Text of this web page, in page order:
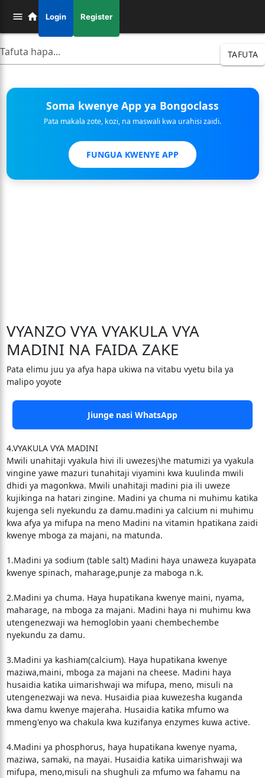
Login Register
TAFUTA
Soma kwenye App ya Bongoclass
Pata makala zote, kozi, na maswali kwa urahisi zaidi.
FUNGUA KWENYE APP
VYANZO VYA VYAKULA VYA
MADINI NA FAIDA ZAKE
Pata elimu juu ya afya hapa ukiwa na vitabu vyetu bila ya
malipo yoyote
Jiunge nasi WhatsApp
4.VYAKULA VYA MADINI
Mwili unahitaji vyakula hivi ili uwezesj\he matumizi ya vyakula
vingine yawe mazuri tunahitaji viyamini kwa kuulinda mwili
dhidi ya magonkwa. Mwili unahitaji madini pia ili uweze
kujikinga na hatari zingine. Madini ya chuma ni muhimu katika
kujenga seli nyekundu za damu.madini ya calcium ni muhimu
kwa afya ya mifupa na meno Madini na vitamin hpatikana zaidi
kwenye mboga za majani, na matunda.
1.Madini ya sodium (table salt) Madini haya unaweza kuyapata
kwenye spinach, maharage,punje za maboga n.k.
2.Madini ya chuma. Haya hupatikana kwenye maini, nyama,
maharage, na mboga za majani. Madini haya ni muhimu kwa
utengenezwaji wa hemoglobin yaani chembechembe
nyekundu za damu.
3.Madini ya kashiam(calcium). Haya hupatikana kwenye
maziwa,maini, mboga za majani na cheese. Madini haya
husaidia katika uimarishwaji wa mifupa, meno, misuli na
utengenezwaji wa neva. Husaidia piaa kuwezesha kuganda
kwa damu kwenye majeraha. Husaidia katika mfumo wa
mmeng'enyo wa chakula kwa kuzifanya enzymes kuwa active.
4.Madini ya phosphorus, haya hupatikana kwenye nyama,
maziwa, samaki, na mayai. Husaidia katika uimarishwaji wa
mifupa, meno,misuli na shughuli za mfumo wa fahamu na